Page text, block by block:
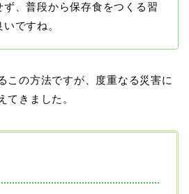
、普段から保存食をつくる習
ですね。
この方法ですが、度重なる災害に
てきました。